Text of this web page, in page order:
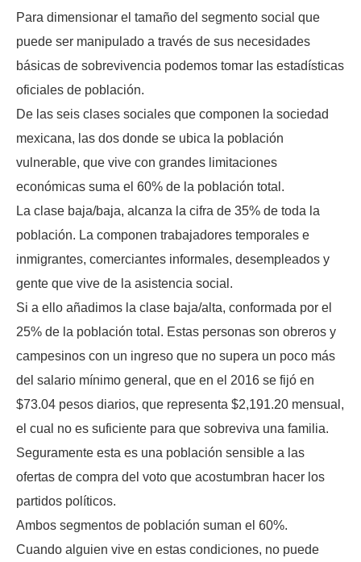
Para dimensionar el tamaño del segmento social que
puede ser manipulado a través de sus necesidades
básicas de sobrevivencia podemos tomar las estadísticas
oficiales de población.
De las seis clases sociales que componen la sociedad
mexicana, las dos donde se ubica la población
vulnerable, que vive con grandes limitaciones
económicas suma el 60% de la población total.
La clase baja/baja, alcanza la cifra de 35% de toda la
población. La componen trabajadores temporales e
inmigrantes, comerciantes informales, desempleados y
gente que vive de la asistencia social.
Si a ello añadimos la clase baja/alta, conformada por el
25% de la población total. Estas personas son obreros y
campesinos con un ingreso que no supera un poco más
del salario mínimo general, que en el 2016 se fijó en
$73.04 pesos diarios, que representa $2,191.20 mensual,
el cual no es suficiente para que sobreviva una familia.
Seguramente esta es una población sensible a las
ofertas de compra del voto que acostumbran hacer los
partidos políticos.
Ambos segmentos de población suman el 60%.
Cuando alguien vive en estas condiciones, no puede